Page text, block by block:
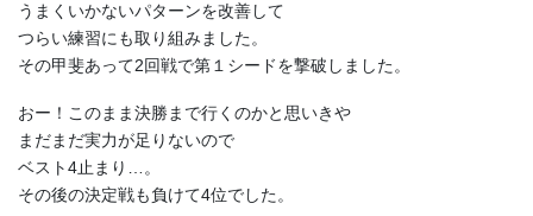
うまくいかないパターンを改善して
つらい練習にも取り組みました。
その甲斐あって2回戦で第１シードを撃破しました。
おー！このまま決勝まで行くのかと思いきや
まだまだ実力が足りないので
ベスト4止まり…。
その後の決定戦も負けて4位でした。